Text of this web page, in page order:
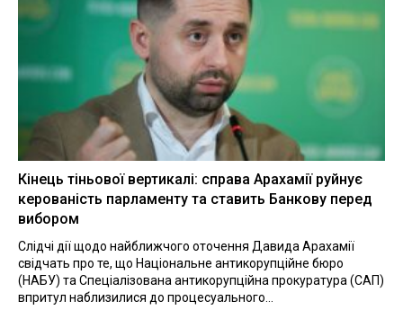
Кінець тіньової вертикалі: справа Арахамії руйнує
керованість парламенту та ставить Банкову перед
вибором
Слідчі дії щодо найближчого оточення Давида Арахамії
свідчать про те, що Національне антикорупційне бюро
(НАБУ) та Спеціалізована антикорупційна прокуратура (САП)
впритул наблизилися до процесуального...